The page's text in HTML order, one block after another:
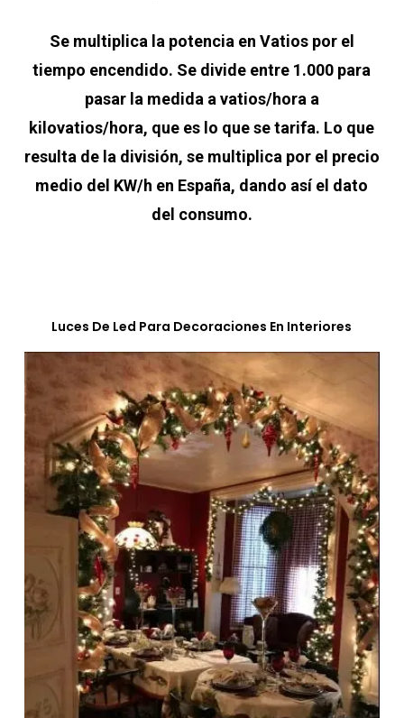
Se multiplica la potencia en Vatios por el
tiempo encendido. Se divide entre 1.000 para
pasar la medida a vatios/hora a
kilovatios/hora, que es lo que se tarifa. Lo que
resulta de la división, se multiplica por el precio
medio del KW/h en España, dando así el dato
del consumo.
Luces De Led Para Decoraciones En Interiores